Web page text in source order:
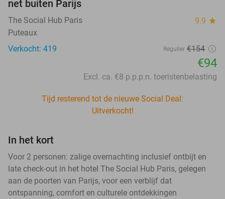
net buiten Parijs
The Social Hub Paris 9.9 star
Puteaux
Verkocht: 419
Regulier €154
€94
Excl. ca. €8 p.p.p.n. toeristenbelasting
Tijd resterend tot de nieuwe Social Deal:
Uitverkocht!
In het kort
Voor 2 personen: zalige overnachting inclusief ontbijt en
late check-out in het hotel The Social Hub Paris, gelegen
aan de poorten van Parijs, voor een verblijf dat
ontspanning, comfort en culturele ontdekkingen